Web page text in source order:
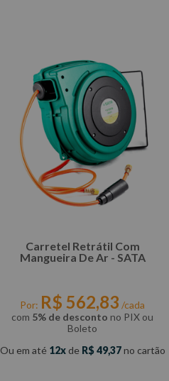
Carretel Retrátil Com
Mangueira De Ar - SATA
Por: R$ 562,83 /cada
com 5% de desconto no PIX ou
Boleto
Ou em até 12 de R$49,37no cartão